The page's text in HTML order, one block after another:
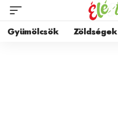
Gyümölcsök Zöldségek